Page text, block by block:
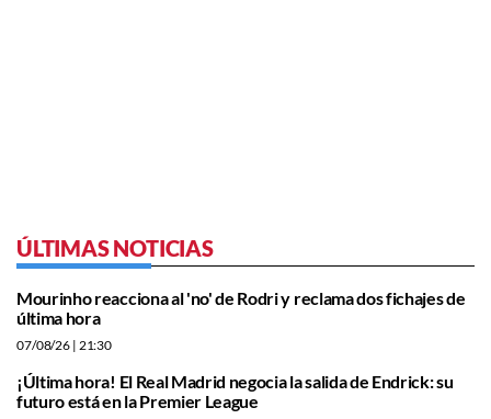
ÚLTIMAS NOTICIAS
Mourinho reacciona al 'no' de Rodri y reclama dos fichajes de
última hora
07/08/26 | 21:30
¡Última hora! El Real Madrid negocia la salida de Endrick: su
futuro está en la Premier League